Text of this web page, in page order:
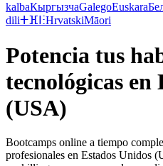
kalbaКыргызчаGalegoEuskara
diliⵜⴼⵏⵗHrvatskiMāori
Potencia tus
tecnológicas en
(USA)
Bootcamps online a tiempo
profesionales en Estados Unidos